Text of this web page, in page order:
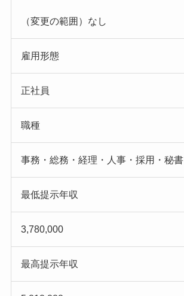
（変更の範囲）なし
雇用形態
正社員
職種
事務・総務・経理・人事・採用・秘書
最低提示年収
3,780,000
最高提示年収